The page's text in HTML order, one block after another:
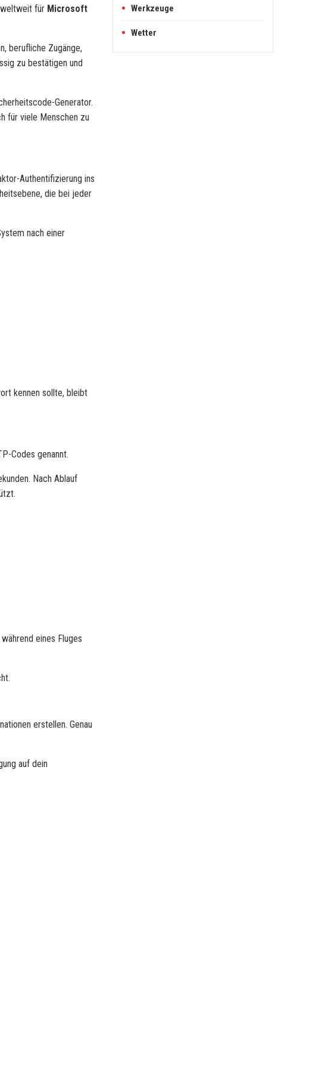
weltweit für Microsoft
berufliche Zugänge,
zu bestätigen und
Generator.
für viele Menschen zu
Authentifizierung ins
die bei jeder
nach einer
kennen sollte, bleibt
Codes genannt.
Nach Ablauf
eines Fluges
erstellen. Genau
auf dein
Werkzeuge
Wetter